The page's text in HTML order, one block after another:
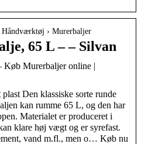
› Murerbaljer
65 L – – Silvan
Murerbaljer online |
Den klassiske sorte runde
kan rumme 65 L, og den har
Materialet er produceret i
klare høj vægt og er syrefast.
vand m.fl., men o… Køb nu